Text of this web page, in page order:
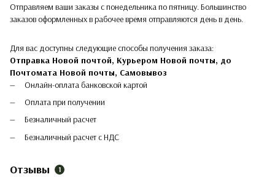
Отправляем ваши заказы с понедельника по пятницу. Большинство
заказов оформленных в рабочее время отправляются день в день.
Для вас доступны следующие способы получения заказа:
Отправка Новой почтой, Курьером Новой почты, до
Почтомата Новой почты, Самовывоз
Онлайн-оплата банковской картой
Оплата при получении
Безналичный расчет
Безналичный расчет с НДС
Отзывы 1